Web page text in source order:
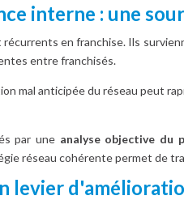
interne : une
récurrents en franchise. Ils
entre franchisés.
mal anticipée du réseau peut
par une analyse objective du
réseau cohérente permet de
levier